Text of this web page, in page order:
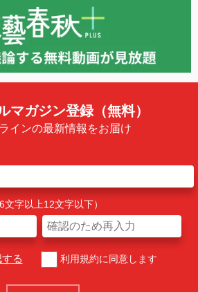
マガジン登録（無料）
インの最新情報をお届け
字以上12文字以下）
る 利用規約に同意します